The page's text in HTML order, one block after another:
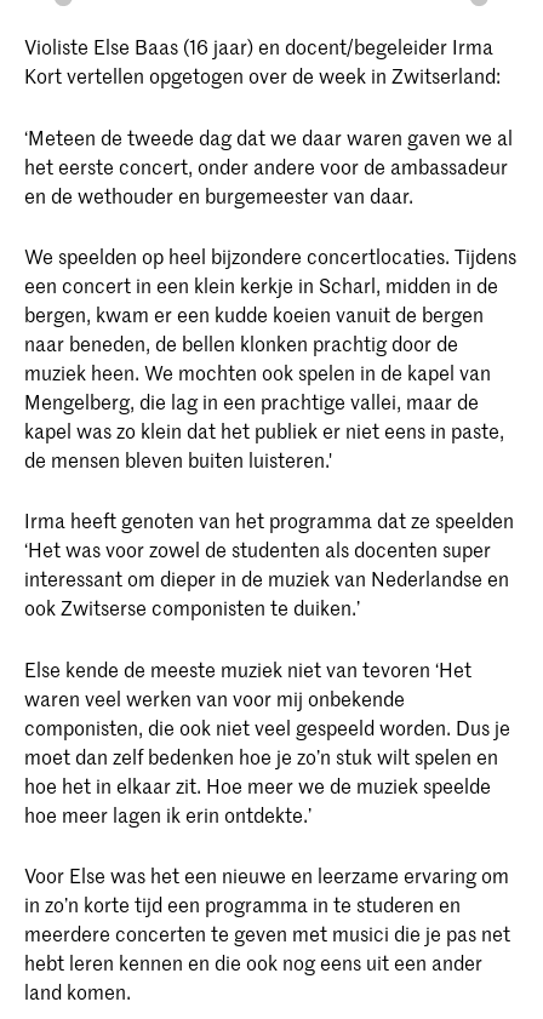
Violiste Else Baas (16 jaar) en docent/begeleider Irma
Kort vertellen opgetogen over de week in Zwitserland:
‘Meteen de tweede dag dat we daar waren gaven we al
het eerste concert, onder andere voor de ambassadeur
en de wethouder en burgemeester van daar.
We speelden op heel bijzondere concertlocaties. Tijdens
een concert in een klein kerkje in Scharl, midden in de
bergen, kwam er een kudde koeien vanuit de bergen
naar beneden, de bellen klonken prachtig door de
muziek heen. We mochten ook spelen in de kapel van
Mengelberg, die lag in een prachtige vallei, maar de
kapel was zo klein dat het publiek er niet eens in paste,
de mensen bleven buiten luisteren.'
Irma heeft genoten van het programma dat ze speelden
‘Het was voor zowel de studenten als docenten super
interessant om dieper in de muziek van Nederlandse en
ook Zwitserse componisten te duiken.’
Else kende de meeste muziek niet van tevoren ‘Het
waren veel werken van voor mij onbekende
componisten, die ook niet veel gespeeld worden. Dus je
moet dan zelf bedenken hoe je zo’n stuk wilt spelen en
hoe het in elkaar zit. Hoe meer we de muziek speelde
hoe meer lagen ik erin ontdekte.’
Voor Else was het een nieuwe en leerzame ervaring om
in zo’n korte tijd een programma in te studeren en
meerdere concerten te geven met musici die je pas net
hebt leren kennen en die ook nog eens uit een ander
land komen.